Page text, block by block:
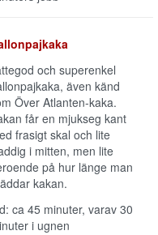
och superenkel
även känd
Över Atlanten-kaka.
får en mjukseg kant
frasigt skal och lite
i mitten, men lite
på hur länge man
kakan.
ca 45 minuter, varav 30
i ugnen